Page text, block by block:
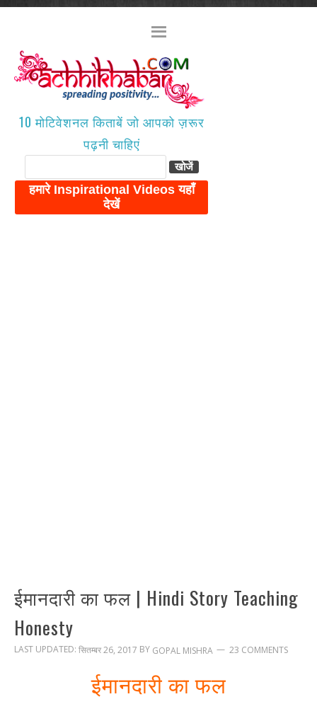
10 मोटिवेशनल किताबें जो आपको ज़रूर
पढ़नी चाहिएं
ईमानदारी का फल | Hindi Story Teaching
Honesty
LAST UPDATED: सितम्बर 26, 2017 BY GOPAL MISHRA 23 COMMENTS
ईमानदारी का फल